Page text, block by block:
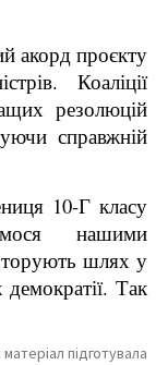
акорд проєкту
Коаліції
резолюцій
справжній
10-Г класу
нашими
торують шлях у
Так
підготувала